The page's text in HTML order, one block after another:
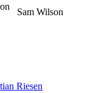
Sam Wilson
Riesen